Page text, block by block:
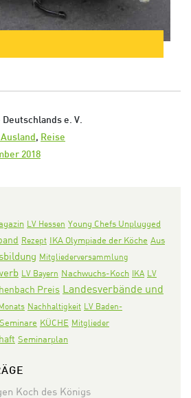
Deutschlands e. V.
, Reise
2018
LV Hessen Young Chefs Unplugged
Rezept IKA Olympiade der Köche Aus
Mitgliederversammlung
LV Bayern Nachwuchs-Koch IKA LV
Preis Landesverbände und
Nachhaltigkeit LV Baden-
Seminare KÜCHE Mitglieder
Seminarplan
Koch des Königs